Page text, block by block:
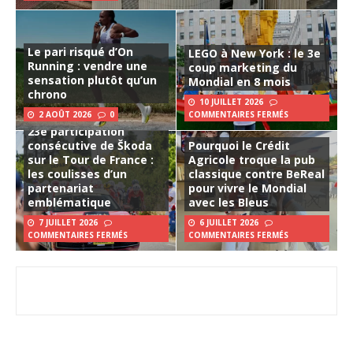
Le pari risqué d’On
Running : vendre une
sensation plutôt qu’un
chrono
2 AOÛT 2026 0
LEGO à New York : le 3e
coup marketing du
Mondial en 8 mois
10 JUILLET 2026
COMMENTAIRES FERMÉS
23e participation
consécutive de Škoda
sur le Tour de France :
les coulisses d’un
partenariat
emblématique
7 JUILLET 2026
COMMENTAIRES FERMÉS
Pourquoi le Crédit
Agricole troque la pub
classique contre BeReal
pour vivre le Mondial
avec les Bleus
6 JUILLET 2026
COMMENTAIRES FERMÉS